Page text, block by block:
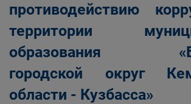
противодействию
территории
образования
городской округ
области - Кузбасса»